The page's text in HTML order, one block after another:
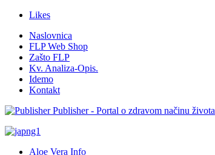
Likes
Naslovnica
FLP Web Shop
Zašto FLP
Kv. Analiza-Opis.
Idemo
Kontakt
Publisher - Portal o zdravom načinu života
Aloe Vera Info